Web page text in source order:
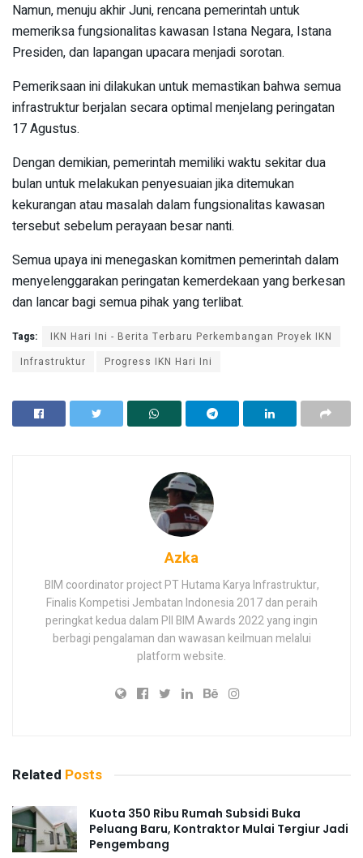
Namun, menuju akhir Juni, rencana pemerintah untuk
memeriksa fungsionalitas kawasan Istana Negara, Istana
Presiden, dan lapangan upacara menjadi sorotan.
Pemeriksaan ini dilakukan untuk memastikan bahwa semua
infrastruktur berjalan secara optimal menjelang peringatan
17 Agustus.
Dengan demikian, pemerintah memiliki waktu sekitar dua
bulan untuk melakukan penyesuaian jika ditemukan
kekurangan atau masalah dalam fungsionalitas kawasan
tersebut sebelum perayaan besar nanti.
Semua upaya ini menegaskan komitmen pemerintah dalam
menyelenggarakan peringatan kemerdekaan yang berkesan
dan lancar bagi semua pihak yang terlibat.
Tags:
IKN Hari Ini - Berita Terbaru Perkembangan Proyek IKN
Infrastruktur
Progress IKN Hari Ini
Azka
BIM coordinator project PT Hutama Karya Infrastruktur,
Finalis Kompetisi Jembatan Indonesia 2017 dan peraih
peringkat kedua dalam PII BIM Awards 2022 yang ingin
berbagi pengalaman dan wawasan keilmuan melalui
platform website.
Related Posts
Kuota 350 Ribu Rumah Subsidi Buka
Peluang Baru, Kontraktor Mulai Tergiur Jadi
Pengembang